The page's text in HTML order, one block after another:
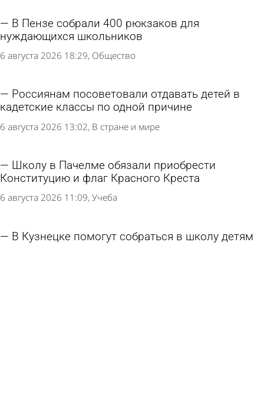
В Пензе собрали 400 рюкзаков для
нуждающихся школьников
6 августа 2026 18:29 Общество
Россиянам посоветовали отдавать детей в
кадетские классы по одной причине
6 августа 2026 13:02 В стране и мире
Школу в Пачелме обязали приобрести
Конституцию и флаг Красного Креста
6 августа 2026 11:09 Учеба
В Кузнецке помогут собраться в школу детям